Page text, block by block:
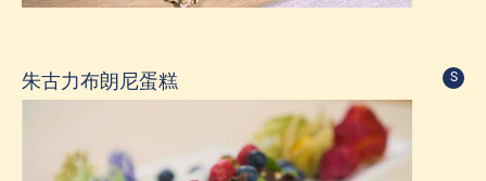
朱古力布朗尼蛋糕 S